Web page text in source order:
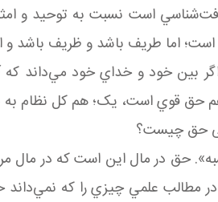
است نسبت به توحيد و
اما طريف باشد و ظريف باشد و
بين خود و خداي خود مي‌داند
حق قوي است، يک؛ هم کل نظام به
حق چيست؟
حق در مال اين است که در مال
مطالب علمي چيزي را که